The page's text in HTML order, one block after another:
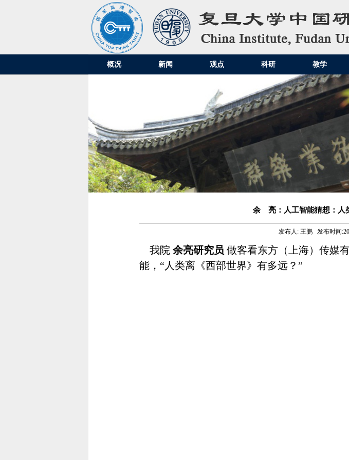
概况 新闻 观点 科研 教学
余 亮：人工智能猜想：人
发布人: 王鹏 发布时间:
我院 余亮研究员 做客看东方（上海）传媒
能，“人类离《西部世界》有多远？”